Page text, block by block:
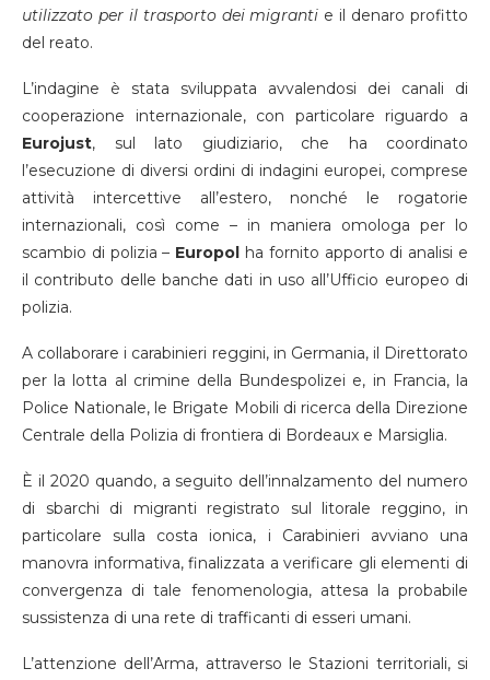
utilizzato per il trasporto dei migranti e il denaro profitto
del reato.
L’indagine è stata sviluppata avvalendosi dei canali di
cooperazione internazionale, con particolare riguardo a
Eurojust, sul lato giudiziario, che ha coordinato
l’esecuzione di diversi ordini di indagini europei, comprese
attività intercettive all’estero, nonché le rogatorie
internazionali, così come – in maniera omologa per lo
scambio di polizia – Europol
ha fornito apporto di analisi e
il contributo delle banche dati in uso all’Ufficio europeo di
polizia.
A collaborare i carabinieri reggini, in Germania, il Direttorato
per la lotta al crimine della Bundespolizei e, in Francia, la
Police Nationale, le Brigate Mobili di ricerca della Direzione
Centrale della Polizia di frontiera di Bordeaux e Marsiglia.
È il 2020 quando, a seguito dell’innalzamento del numero
di sbarchi di migranti registrato sul litorale reggino, in
particolare sulla costa ionica, i Carabinieri avviano una
manovra informativa, finalizzata a verificare gli elementi di
convergenza di tale fenomenologia, attesa la probabile
sussistenza di una rete di trafficanti di esseri umani.
L’attenzione dell’Arma, attraverso le Stazioni territoriali, si